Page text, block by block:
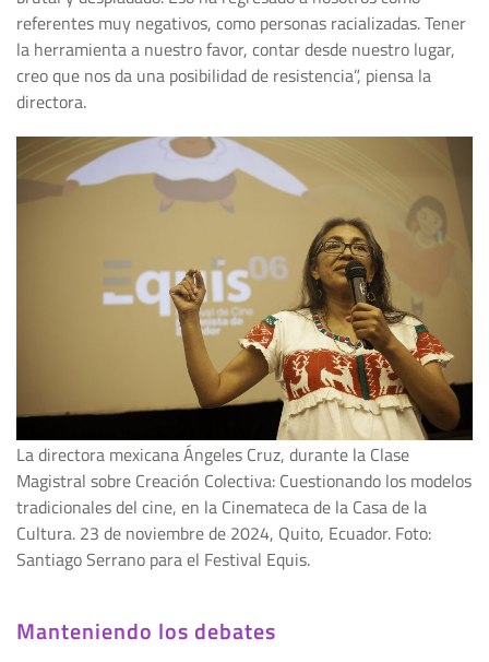
referentes muy negativos, como personas racializadas. Tener
la herramienta a nuestro favor, contar desde nuestro lugar,
creo que nos da una posibilidad de resistencia”, piensa la
directora.
La directora mexicana Ángeles Cruz, durante la Clase
Magistral sobre Creación Colectiva: Cuestionando los modelos
tradicionales del cine, en la Cinemateca de la Casa de la
Cultura. 23 de noviembre de 2024, Quito, Ecuador. Foto:
Santiago Serrano para el Festival Equis.
Manteniendo los debates